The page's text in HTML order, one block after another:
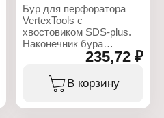
Материал: сталь
Бур для перфоратора
VertexTools с
хвостовиком SDS-plus.
Наконечник бура
сформирован одной
победитовой пластиной
и имеет две режущих
235,72 ₽
В корзину